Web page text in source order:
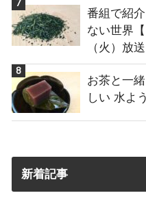
番組で紹
ない世界
（火）放送
お茶と一
しい 水よ
新着記事